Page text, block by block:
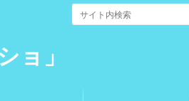
ョ」